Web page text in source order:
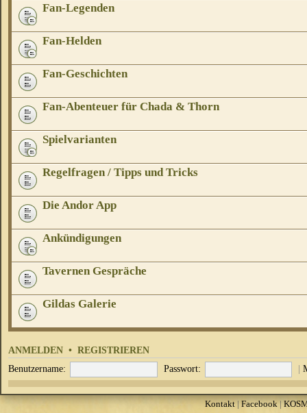
Fan-Legenden
Fan-Helden
Fan-Geschichten
Fan-Abenteuer für Chada & Thorn
Spielvarianten
Regelfragen / Tipps und Tricks
Die Andor App
Ankündigungen
Tavernen Gespräche
Gildas Galerie
ANMELDEN • REGISTRIEREN
Benutzername: Passwort: |
Kontakt| Facebook|